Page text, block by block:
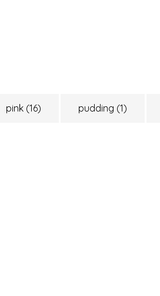
pink (16) pudding (1)